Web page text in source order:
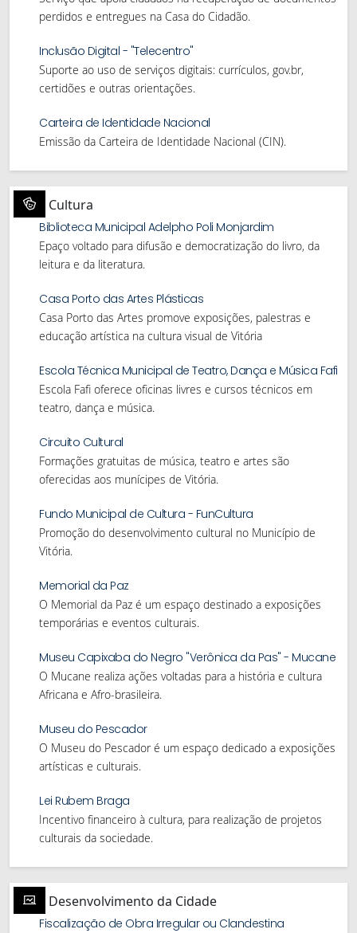
perdidos e entregues na Casa do Cidadão.
Inclusão Digital - "Telecentro"
Suporte ao uso de serviços digitais: currículos, gov.br,
certidões e outras orientações.
Carteira de Identidade Nacional
Emissão da Carteira de Identidade Nacional (CIN).
Cultura
Biblioteca Municipal Adelpho Poli Monjardim
Epaço voltado para difusão e democratização do livro, da
leitura e da literatura.
Casa Porto das Artes Plásticas
Casa Porto das Artes promove exposições, palestras e
educação artística na cultura visual de Vitória
Escola Técnica Municipal de Teatro, Dança e Música Fafi
Escola Fafi oferece oficinas livres e cursos técnicos em
teatro, dança e música.
Circuito Cultural
Formações gratuitas de música, teatro e artes são
oferecidas aos munícipes de Vitória.
Fundo Municipal de Cultura - FunCultura
Promoção do desenvolvimento cultural no Município de
Vitória.
Memorial da Paz
O Memorial da Paz é um espaço destinado a exposições
temporárias e eventos culturais.
Museu Capixaba do Negro "Verônica da Pas" - Mucane
O Mucane realiza ações voltadas para a história e cultura
Africana e Afro-brasileira.
Museu do Pescador
O Museu do Pescador é um espaço dedicado a exposições
artísticas e culturais.
Lei Rubem Braga
Incentivo financeiro à cultura, para realização de projetos
culturais da sociedade.
Desenvolvimento da Cidade
Fiscalização de Obra Irregular ou Clandestina